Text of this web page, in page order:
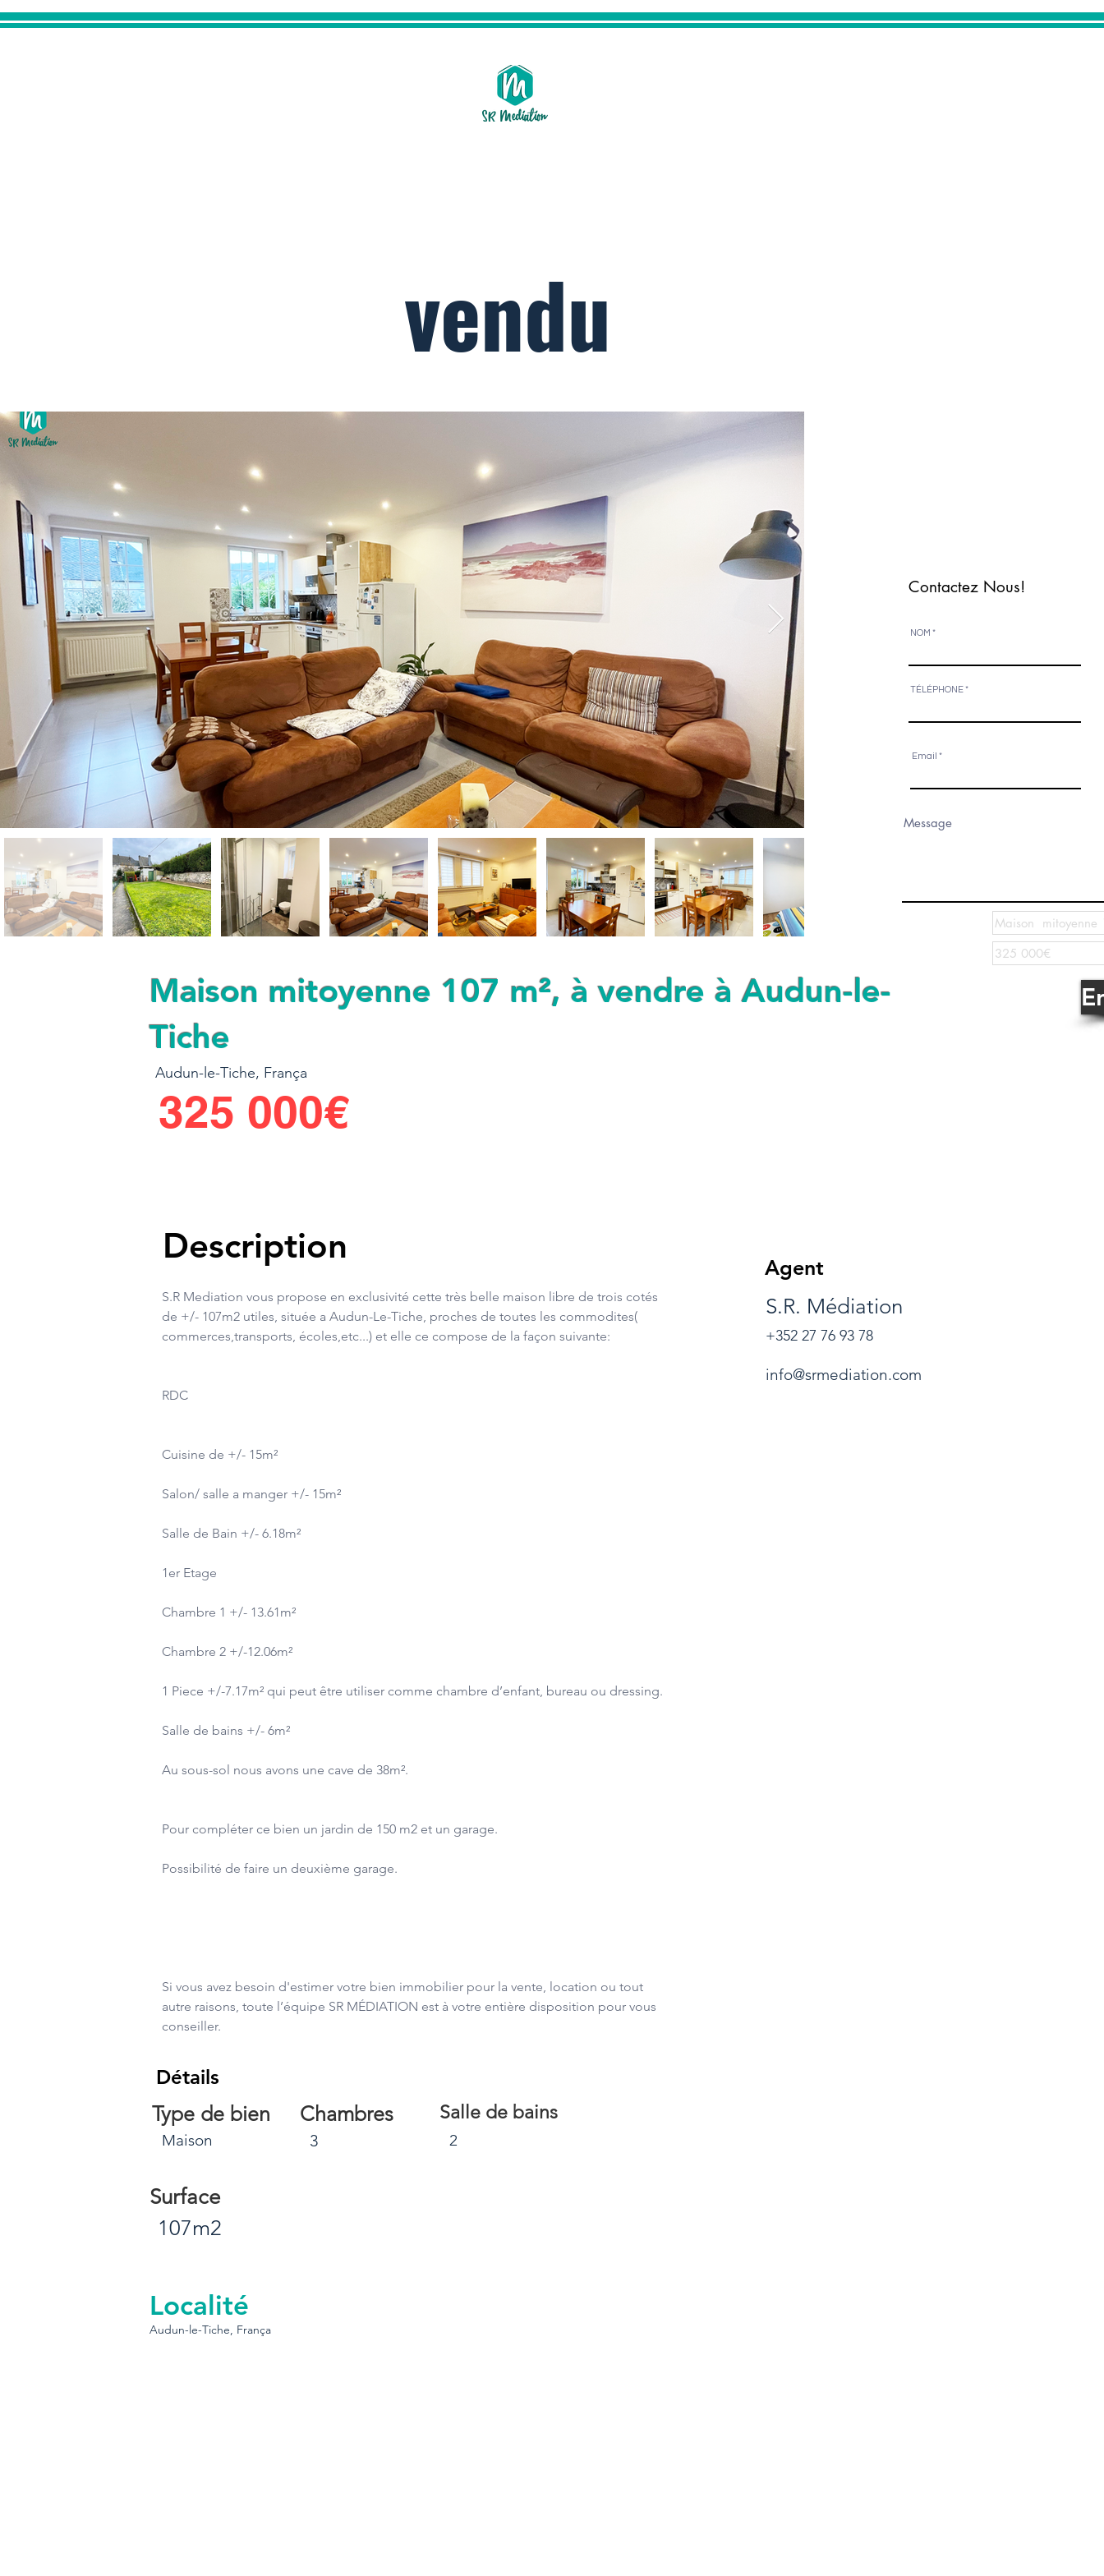
vendre à Audun-le-Tiche
vendu
Contactez Nous!
NOM
TÉLÉPHONE
Email
Maison mitoyenne 107 m², à vendre à Audun-le-
Tiche
Audun-le-Tiche, França
325 000€
Description
S.R Mediation vous propose en exclusivité cette très belle maison libre de trois cotés
de +/- 107m2 utiles, située a Audun-Le-Tiche, proches de toutes les commodites(
commerces,transports, écoles,etc...) et elle ce compose de la façon suivante:
RDC
Cuisine de +/- 15m²
Salon/ salle a manger +/- 15m²
Salle de Bain +/- 6.18m²
1er Etage
Chambre 1 +/- 13.61m²
Chambre 2 +/-12.06m²
1 Piece +/-7.17m² qui peut être utiliser comme chambre d’enfant, bureau ou dressing.
Salle de bains +/- 6m²
Au sous-sol nous avons une cave de 38m².
Pour compléter ce bien un jardin de 150 m2 et un garage.
Possibilité de faire un deuxième garage.
Si vous avez besoin d'estimer votre bien immobilier pour la vente, location ou tout
autre raisons, toute l’équipe SR MÉDIATION est à votre entière disposition pour vous
conseiller.
Agent
S.R. Médiation
+352 27 76 93 78
info@srmediation.com
Détails
Type de bien
Maison
Chambres Salle de bains
3 2
Surface
107m2
Localité
Audun-le-Tiche, França